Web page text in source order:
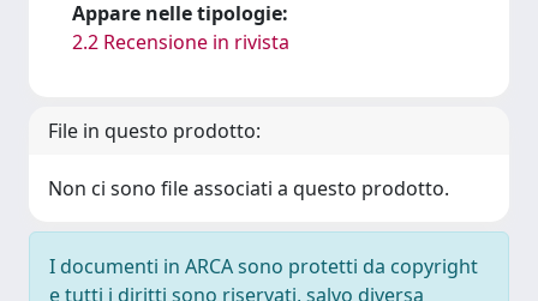
Appare nelle tipologie:
2.2 Recensione in rivista
File in questo prodotto:
Non ci sono file associati a questo prodotto.
I documenti in ARCA sono protetti da copyright
e tutti i diritti sono riservati, salvo diversa